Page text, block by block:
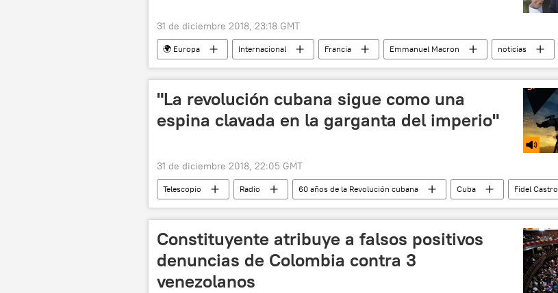
31 de diciembre 2018, 23:18 GMT
🌍 Europa Internacional Francia Emmanuel Macron noticias
"La revolución cubana sigue como una
espina clavada en la garganta del imperio"
31 de diciembre 2018, 22:05 GMT
Telescopio Radio 60 años de la Revolución cubana Cuba
Fidel Castro
Ernesto 'Che' Guevara
Pedro Martínez Pírez aniversario revolución
Constituyente atribuye a falsos positivos
denuncias de Colombia contra 3
venezolanos